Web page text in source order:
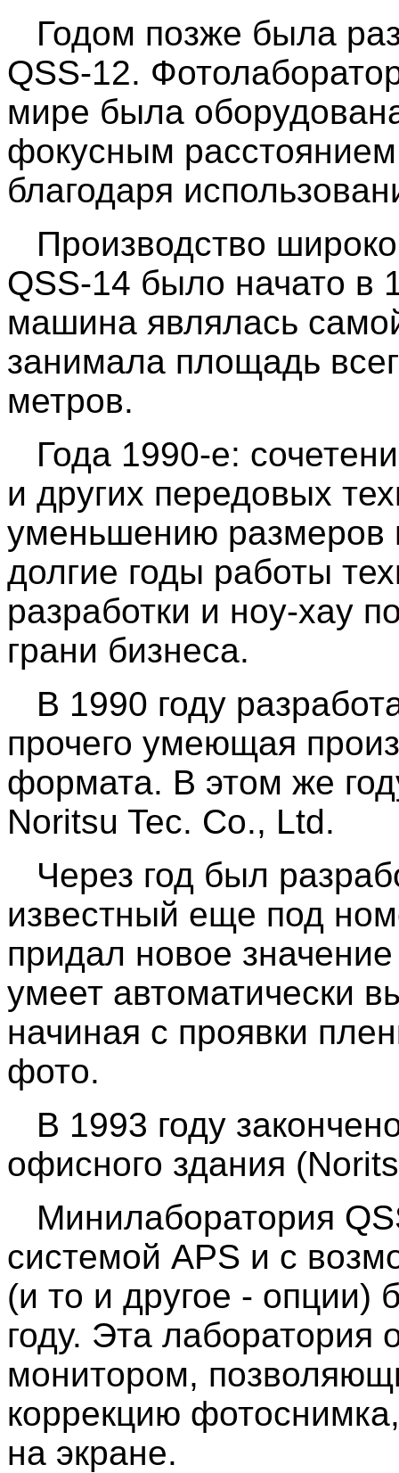
Годом позже была
QSS-12.
мире была
фокусным
благодаря
Производство
QSS-14 было начато в
машина являлась
занимала площадь
метров.
Года 1990-е:
и других передовых
уменьшению размеров
долгие годы работы
разработки и ноу-хау
грани бизнеса.
В 1990 году
прочего умеющая
формата. В этом же
Noritsu Tec. Co., Ltd.
Через год был
известный еще под
придал новое
умеет автоматически
начиная с проявки
фото.
В 1993 году
офисного здания
Минилаборатория
системой APS и с
(и то и другое - опции)
году. Эта лаборатория
монитором,
коррекцию
на экране.